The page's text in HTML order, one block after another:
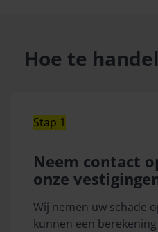
Hoe te
Stap 1
Neem contact
onze
Wij nemen uw schade
kunnen een